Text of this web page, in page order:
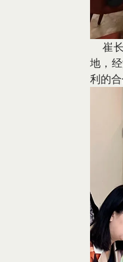
    崔长征副秘书长首先介绍辽宁省的基本情况。他表示，辽宁是中国重要的老工业基
地，
利的